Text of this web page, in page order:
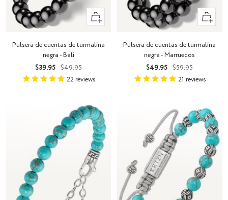
+
Añadir
Pulsera de cuentas de turmalina
negra - Bali
Precio
de
$39.95 Precio
normal
$49.95
22reviews
+
Añadir
Pulsera de cuentas de turmalina
negra - Marruecos
Precio
de
$49.95 Precio
normal
$59.95
21 reviews